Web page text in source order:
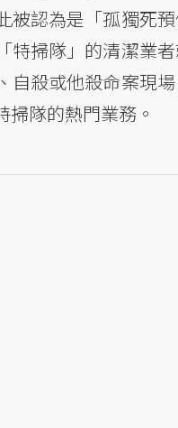
被認為是「孤獨死
特掃隊」的清潔業
自殺或他殺命案現
隊的熱門業務。